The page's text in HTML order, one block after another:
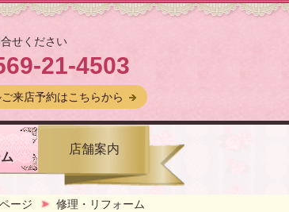
せください
21-4503
来店予約はこちらから
店舗案内
ージ 修理・リフォーム